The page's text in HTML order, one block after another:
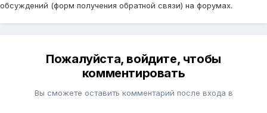
обсуждений (форм получения обратной связи) на форумах.
Пожалуйста, войдите, чтобы
комментировать
Вы сможете оставить комментарий после входа в